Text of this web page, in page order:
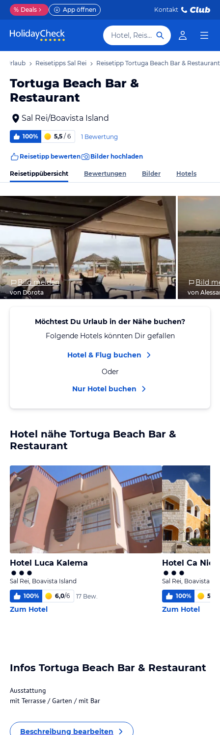
% Deals App öffnen Kontakt
Hotel, Reiseziel
Urlaub Reisetipps Sal Rei Reisetipp Tortuga Beach Bar & Restaurant
Tortuga Beach Bar &
Restaurant
Sal Rei/Boavista Island
100% 5,5 / 6 1 Bewertung
Reisetipp bewerten Bilder hochladen
Reisetippübersicht Bewertungen Bilder Hotels
Bild melden
von Dorota
Bild
von
Möchtest Du Urlaub in der Nähe buchen?
Folgende Hotels könnten Dir gefallen
Hotel & Flug buchen
Oder
Nur Hotel buchen
Hotel nähe Tortuga Beach Bar &
Restaurant
Hotel Luca Kalema
Sal Rei, Boavista Island
100% 6,0/6 17 Bew.
Zum Hotel
Hotel Ca
Sal Rei, Boavista
100% 5,6
Zum Hotel
Infos Tortuga Beach Bar & Restaurant
Ausstattung
mit Terrasse / Garten / mit Bar
Beschreibung bearbeiten